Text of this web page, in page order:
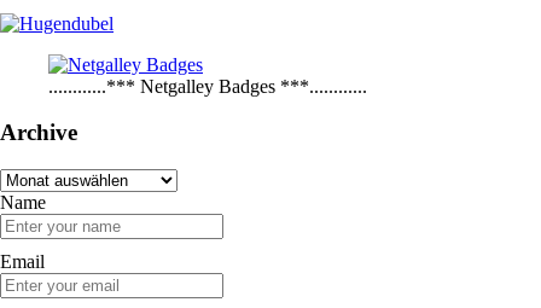
............*** Netgalley Badges ***............
Archive
Archive
Name
Email